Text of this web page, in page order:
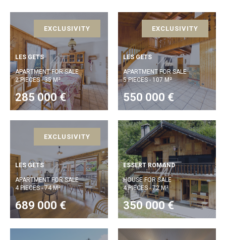
EXCLUSIVITY
LES GETS
APARTMENT FOR SALE
2 PIECES - 35 M²
285 000 €
EXCLUSIVITY
LES GETS
APARTMENT FOR SALE
5 PIECES - 107 M²
550 000 €
EXCLUSIVITY
LES GETS
APARTMENT FOR SALE
4 PIECES - 74 M²
689 000 €
ESSERT ROMAND
HOUSE FOR SALE
4 PIECES - 72 M²
350 000 €